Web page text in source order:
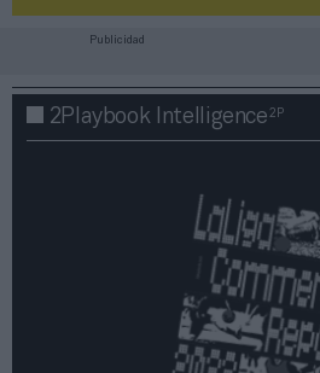
Publicidad
2Playbook Intelligence2P